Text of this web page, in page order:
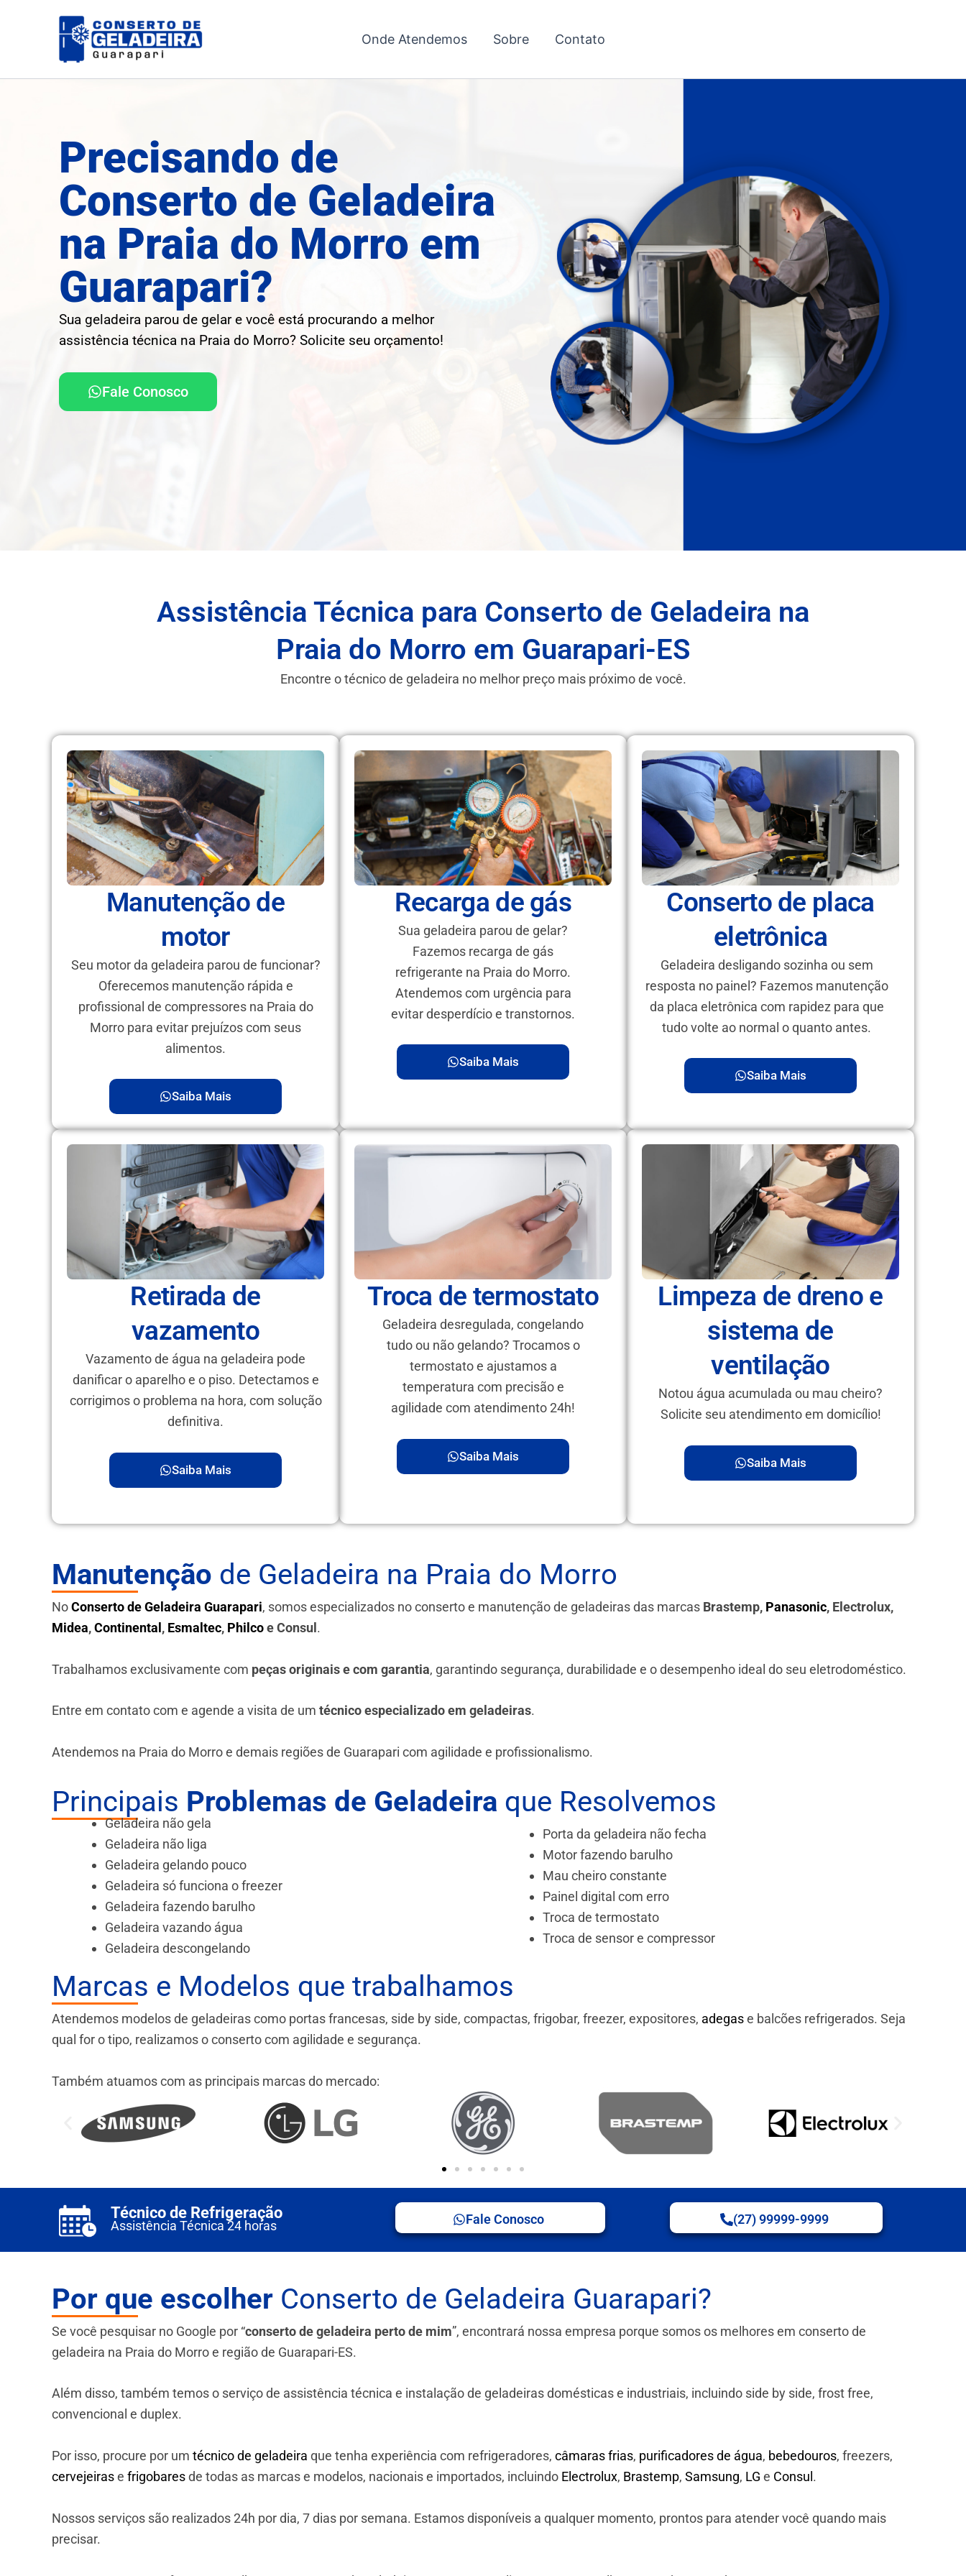
Onde Atendemos Sobre Contato
Precisando de
Conserto de Geladeira
na Praia do Morro em
Guarapari?
Sua geladeira parou de gelar e você está procurando a melhor
assistência técnica na Praia do Morro? Solicite seu orçamento!
Fale Conosco
Assistência Técnica para Conserto de Geladeira na
Praia do Morro em Guarapari-ES
Encontre o técnico de geladeira no melhor preço mais próximo de você.
Manutenção de
motor
Seu motor da geladeira parou de funcionar?
Oferecemos manutenção rápida e
profissional de compressores na Praia do
Morro para evitar prejuízos com seus
alimentos.
Saiba Mais
Recarga de gás
Sua geladeira parou de gelar?
Fazemos recarga de gás
refrigerante na Praia do Morro.
Atendemos com urgência para
evitar desperdício e transtornos.
Saiba Mais
Conserto de placa
eletrônica
Geladeira desligando sozinha ou sem
resposta no painel? Fazemos manutenção
da placa eletrônica com rapidez para que
tudo volte ao normal o quanto antes.
Saiba Mais
Retirada de
vazamento
Vazamento de água na geladeira pode
danificar o aparelho e o piso. Detectamos e
corrigimos o problema na hora, com solução
definitiva.
Saiba Mais
Troca de termostato
Geladeira desregulada, congelando
tudo ou não gelando? Trocamos o
termostato e ajustamos a
temperatura com precisão e
agilidade com atendimento 24h!
Saiba Mais
Limpeza de dreno e
sistema de
ventilação
Notou água acumulada ou mau cheiro?
Solicite seu atendimento em domicílio!
Saiba Mais
Manutenção de Geladeira na Praia do Morro
NoConserto de Geladeira Guarapari, somos especializados no conserto e manutenção de geladeiras das marcas Brastemp, Panasonic, Electrolux,
Midea,Continental , Esmaltec, Philcoe Consul .
Trabalhamos exclusivamente com peças originais e com garantia, garantindo segurança, durabilidade e o desempenho ideal do seu eletrodoméstico.
Entre em contato com e agende a visita de um técnico especializado em geladeiras.
Atendemos na Praia do Morro e demais regiões de Guarapari com agilidade e profissionalismo.
Principais Problemas de Geladeira que Resolvemos
Geladeira não gela
Geladeira não liga
Geladeira gelando pouco
Geladeira só funciona o freezer
Geladeira fazendo barulho
Geladeira vazando água
Geladeira descongelando
Porta da geladeira não fecha
Motor fazendo barulho
Mau cheiro constante
Painel digital com erro
Troca de termostato
Troca de sensor e compressor
Marcas e Modelos que trabalhamos
Atendemos modelos de geladeiras como portas francesas, side by side, compactas, frigobar, freezer, expositores, adegase balcões refrigerados. Seja
qual for o tipo, realizamos o conserto com agilidade e segurança.
Também atuamos com as principais marcas do mercado:
Técnico de Refrigeração
Assistência Técnica 24 horas Fale Conosco (27) 99999-9999
Por que escolher Conserto de Geladeira Guarapari?
Se você pesquisar no Google por “conserto de geladeira perto de mim”, encontrará nossa empresa porque somos os melhores em conserto de
geladeira na Praia do Morro e região de Guarapari-ES.
Além disso, também temos o serviço de assistência técnica e instalação de geladeiras domésticas e industriais, incluindo side by side, frost free,
convencional e duplex.
Por isso, procure por um técnico de geladeira que tenha experiência com refrigeradores, câmaras frias, purificadores de água, bebedouros, freezers,
cervejeirase frigobaresde todas as marcas e modelos, nacionais e importados, incluindo Electrolux, Brastemp, Samsung, LG e Consul .
Nossos serviços são realizados 24h por dia, 7 dias por semana. Estamos disponíveis a qualquer momento, prontos para atender você quando mais
precisar.